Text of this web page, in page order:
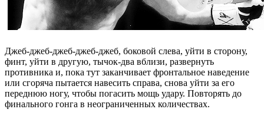
Джеб-джеб-джеб-джеб-джеб, боковой слева, уйти в сторону,
финт, уйти в другую, тычок-два вблизи, развернуть
противника и, пока тут заканчивает фронтальное наведение
или сгоряча пытается навесить справа, снова уйти за его
переднюю ногу, чтобы погасить мощь удару. Повторять до
финального гонга в неограниченных количествах.